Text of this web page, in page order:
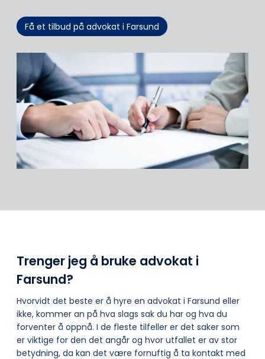
Få et tilbud på advokat i Farsund
Trenger jeg å bruke advokat i
Farsund?
Hvorvidt det beste er å hyre en advokat i Farsund eller
ikke, kommer an på hva slags sak du har og hva du
forventer å oppnå. I de fleste tilfeller er det saker som
er viktige for den det angår og hvor utfallet er av stor
betydning, da kan det være fornuftig å ta kontakt med